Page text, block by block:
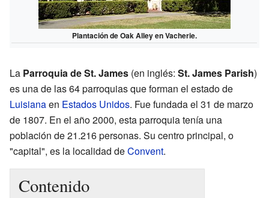
Plantación de Oak Alley en Vacherie.
La Parroquia de St. James (en inglés: St. James Parish)
es una de las 64 parroquias que forman el estado de
Luisianaen Estados Unidos. Fue fundada el 31 de marzo
de 1807. En el año 2000, esta parroquia tenía una
población de 21.216 personas. Su centro principal, o
"capital", es la localidad deConvent.
Contenido